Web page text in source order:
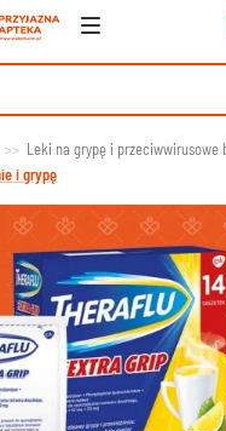
Leki na grypę i przeciwwirusowe
i grypę